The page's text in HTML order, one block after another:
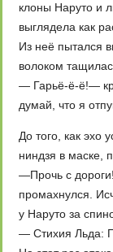
клоны Наруто и
выглядела как
Из неё пытался
волоком
— Гарьё-ё-ё!—
думай, что я
До того, как эхо
ниндзя в маске,
—Прочь с
промахнулся.
у Наруто за
— Стихия Льда: